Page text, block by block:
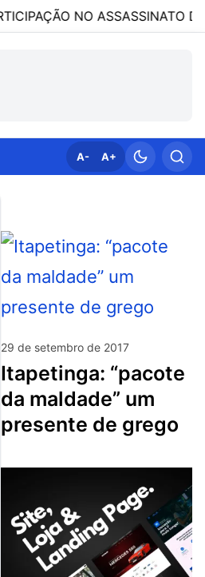
NO ASSASSINATO DA
A- A+
29 de setembro de 2017
itapetinga: “pacote
da maldade” um
presente de grego